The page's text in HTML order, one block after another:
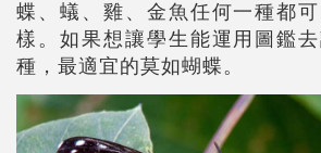
蝶、蟻、雞、金魚任何一種都
樣。如果想讓學生能運用圖鑑
種，最適宜的莫如蝴蝶。